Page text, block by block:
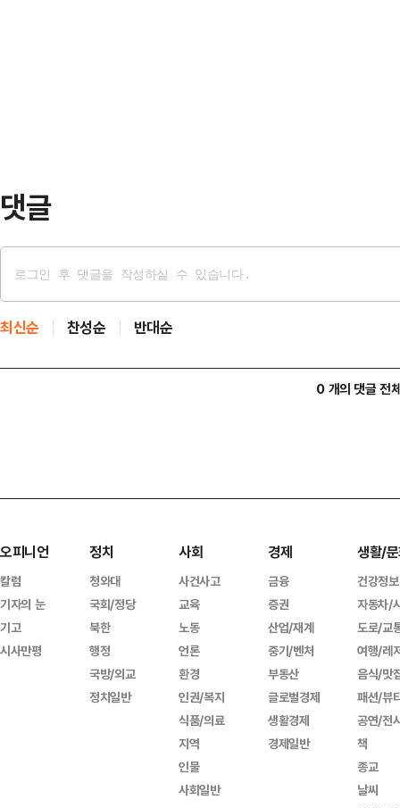
댓글
최신순 찬성순 반대순
0 개의 댓글 전
오피니언
칼럼
기자의 눈
기고
시사만평
정치
청와대
국회/정당
북한
행정
국방/외교
정치일반
사회
사건사고
교육
노동
언론
환경
인권/복지
식품/의료
지역
인물
사회일반
경제
금융
증권
산업/재계
중기/벤처
부동산
글로벌경제
생활경제
경제일반
생활/
건강정보
자동차/
도로/교
여행/레
음식/맛
패션/뷰
공연/전
책
종교
날씨